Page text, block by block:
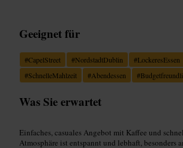
Geeignet für
#CapelStreet #NordstadtDublin #LockeresEssen
#SchnelleMahlzeit #Abendessen #
Was Sie erwartet
Einfaches, casuales Angebot mit Kaffee und
Atmosphäre ist entspannt und lebhaft, besonders